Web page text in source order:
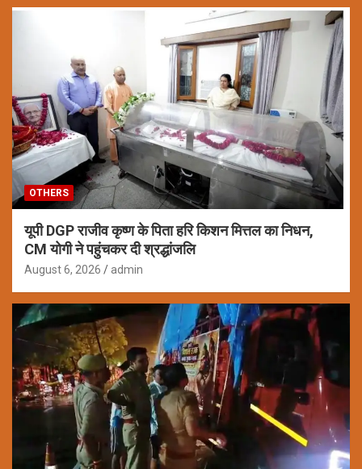
OTHERS
यूपी DGP राजीव कृष्ण के पिता हरि किशन मित्तल का निधन,
CM योगी ने पहुंचकर दी श्रद्धांजलि
August 6, 2026 admin